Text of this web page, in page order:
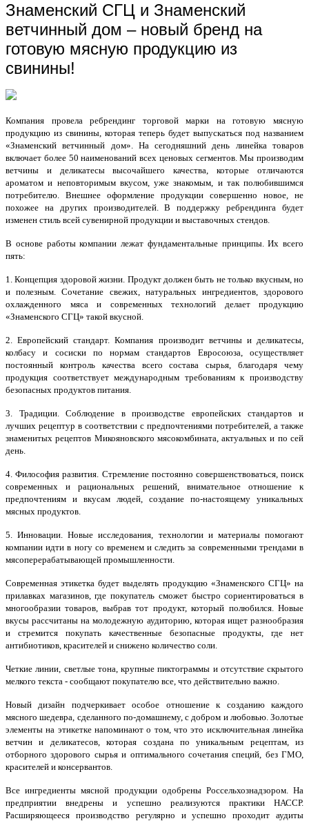
Знаменский СГЦ и Знаменский
ветчинный дом – новый бренд на
готовую мясную продукцию из
свинины!
Компания провела ребрендинг торговой марки на готовую мясную
продукцию из свинины, которая теперь будет выпускаться под названием
«Знаменский ветчинный дом». На сегодняшний день линейка товаров
включает более 50 наименований всех ценовых сегментов. Мы производим
ветчины и деликатесы высочайшего качества, которые отличаются
ароматом и неповторимым вкусом, уже знакомым, и так полюбившимся
потребителю. Внешнее оформление продукции совершенно новое, не
похожее на других производителей. В поддержку ребрендинга будет
изменен стиль всей сувенирной продукции и выставочных стендов.
В основе работы компании лежат фундаментальные принципы. Их всего
пять:
1. Концепция здоровой жизни. Продукт должен быть не только вкусным, но
и полезным. Сочетание свежих, натуральных ингредиентов, здорового
охлажденного мяса и современных технологий делает продукцию
«Знаменского СГЦ» такой вкусной.
2. Европейский стандарт. Компания производит ветчины и деликатесы,
колбасу и сосиски по нормам стандартов Евросоюза, осуществляет
постоянный контроль качества всего состава сырья, благодаря чему
продукция соответствует международным требованиям к производству
безопасных продуктов питания.
3. Традиции. Соблюдение в производстве европейских стандартов и
лучших рецептур в соответствии с предпочтениями потребителей, а также
знаменитых рецептов Микояновского мясокомбината, актуальных и по сей
день.
4. Философия развития. Стремление постоянно совершенствоваться, поиск
современных и рациональных решений, внимательное отношение к
предпочтениям и вкусам людей, создание по-настоящему уникальных
мясных продуктов.
5. Инновации. Новые исследования, технологии и материалы помогают
компании идти в ногу со временем и следить за современными трендами в
мясоперерабатывающей промышленности.
Современная этикетка будет выделять продукцию «Знаменского СГЦ» на
прилавках магазинов, где покупатель сможет быстро сориентироваться в
многообразии товаров, выбрав тот продукт, который полюбился. Новые
вкусы рассчитаны на молодежную аудиторию, которая ищет разнообразия
и стремится покупать качественные безопасные продукты, где нет
антибиотиков, красителей и снижено количество соли.
Четкие линии, светлые тона, крупные пиктограммы и отсутствие скрытого
мелкого текста - сообщают покупателю все, что действительно важно.
Новый дизайн подчеркивает особое отношение к созданию каждого
мясного шедевра, сделанного по-домашнему, с добром и любовью. Золотые
элементы на этикетке напоминают о том, что это исключительная линейка
ветчин и деликатесов, которая создана по уникальным рецептам, из
отборного здорового сырья и оптимального сочетания специй, без ГМО,
красителей и консервантов.
Все ингредиенты мясной продукции одобрены Россельхознадзором. На
предприятии внедрены и успешно реализуются практики НАССР.
Расширяющееся производство регулярно и успешно проходит аудиты